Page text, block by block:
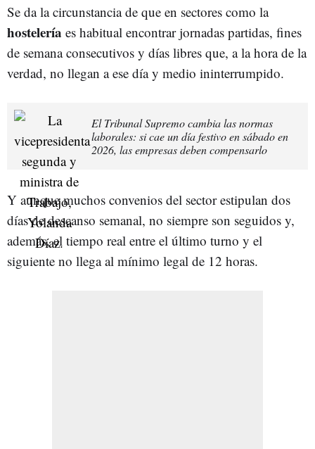
Se da la circunstancia de que en sectores como la
hostelería es habitual encontrar jornadas partidas, fines
de semana consecutivos y días libres que, a la hora de la
verdad, no llegan a ese día y medio ininterrumpido.
El Tribunal Supremo cambia las normas
laborales: si cae un día festivo en sábado en
2026, las empresas deben compensarlo
Y aunque muchos convenios del sector estipulan dos
días de descanso semanal, no siempre son seguidos y,
además, el tiempo real entre el último turno y el
siguiente no llega al mínimo legal de 12 horas.